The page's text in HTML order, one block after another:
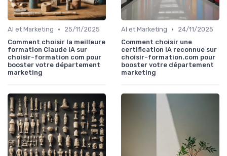
AI et Marketing •
25/11/2025
Comment choisir la meilleure
formation Claude IA sur
choisir-formation com pour
booster votre département
marketing
AI et Marketing •
24/11/2025
Comment choisir une
certification IA reconnue sur
choisir-formation.com pour
booster votre département
marketing